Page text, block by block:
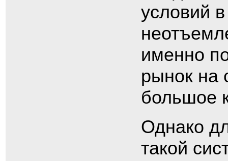
условий
именно
рынок на
большое
Однако
такой